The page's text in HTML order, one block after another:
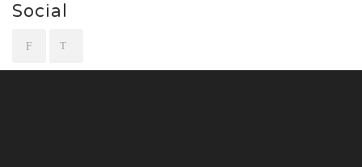
Social